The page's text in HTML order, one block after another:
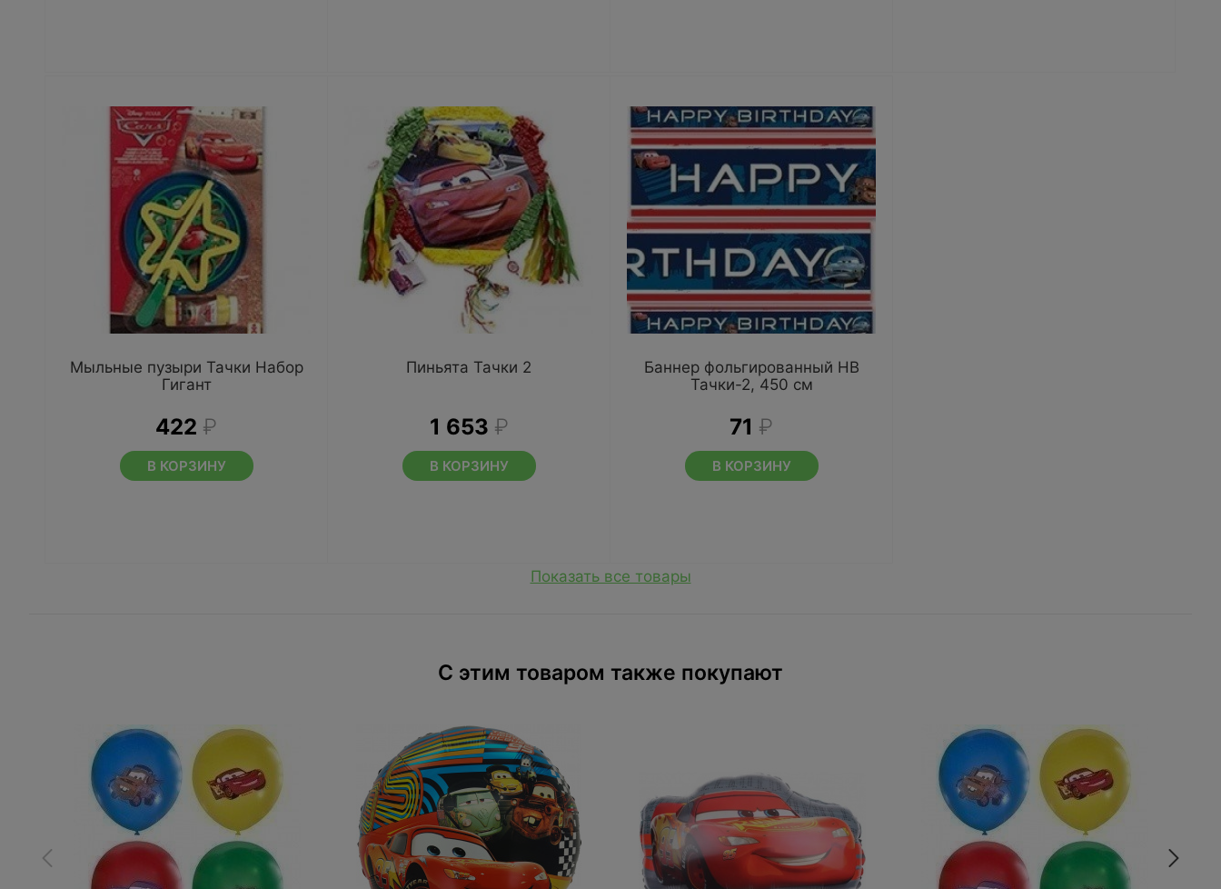
Мыльные пузыри Тачки Набор
Гигант
422 ₽
В КОРЗИНУ
Пиньята Тачки 2
1 653 ₽
В КОРЗИНУ
Баннер фольгированный НВ
Тачки-2, 450 см
71 ₽
В КОРЗИНУ
Показать все товары
C этим товаром также покупают